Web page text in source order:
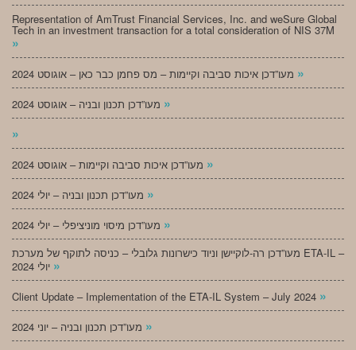
Representation of AmTrust Financial Services, Inc. and weSure Global
Tech in an investment transaction for a total consideration of NIS 37M
»
»
»
»
»
»
»
מעו”דכן רה-לוקיישן וניוד כישרונות גלובלי – כניסה לתוקף של מערכת ETA-IL –
»
Client Update – Implementation of the ETA-IL System – July 2024 »
»